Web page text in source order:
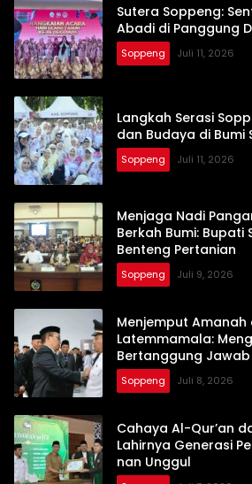
Sutera Soppeng:
Abadi di Panggung
Soppeng Juli 11, 2026
Langkah Serasi
dan Budaya di Bumi
Soppeng Juli 11, 2026
Menjaga Nadi
Berkah Bumi:
Benteng Pertanian
Soppeng Juli 9, 2026
Menjemput Amanah
Latemmamala:
Bertanggung
Soppeng Juli 8, 2026
Cahaya Al-Qur’an
Lahirnya Generasi
nan Unggul